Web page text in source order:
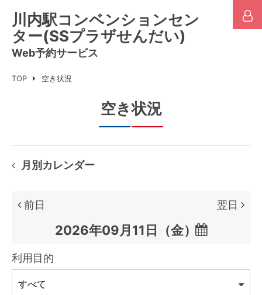
川内駅コンベンションセン
ター(SSプラザせんだい)
Web予約サービス
TOP 空き状況
空き状況
月別カレンダー
前日

翌日
利用目的